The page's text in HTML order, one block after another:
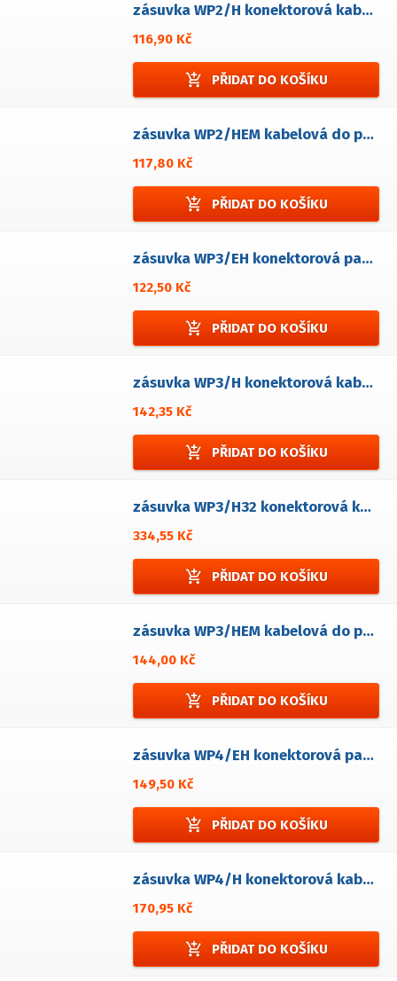
zásuvka WP2/H konektorová kabelová
116,90 Kč
add_shopping_cart PŘIDAT DO KOŠÍKU
zásuvka WP2/HEM kabelová do panelové zástrčky
117,80 Kč
add_shopping_cart PŘIDAT DO KOŠÍKU
zásuvka WP3/EH konektorová panelová
122,50 Kč
add_shopping_cart PŘIDAT DO KOŠÍKU
zásuvka WP3/H konektorová kabelová
142,35 Kč
add_shopping_cart PŘIDAT DO KOŠÍKU
zásuvka WP3/H32 konektorová kabelová
334,55 Kč
add_shopping_cart PŘIDAT DO KOŠÍKU
zásuvka WP3/HEM kabelová do panelové zástrčky
144,00 Kč
add_shopping_cart PŘIDAT DO KOŠÍKU
zásuvka WP4/EH konektorová panelová
149,50 Kč
add_shopping_cart PŘIDAT DO KOŠÍKU
zásuvka WP4/H konektorová kabelová
170,95 Kč
add_shopping_cart PŘIDAT DO KOŠÍKU